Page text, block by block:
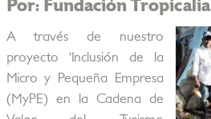
Por: Fundación Tropicalia
A través de nuestro
proyecto ‘Inclusión de la
Micro y Pequeña Empresa
(MyPE) en la Cadena de